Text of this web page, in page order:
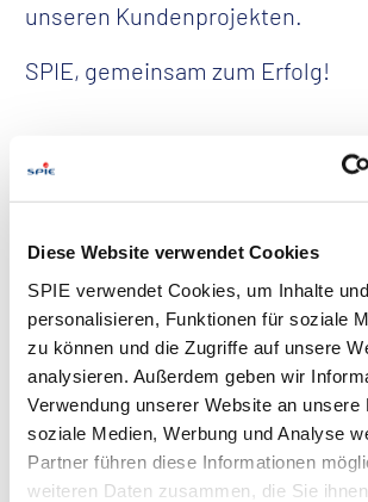
Diese Website verwendet Cookies
SPIE verwendet Cookies, um Inhalte
personalisieren, Funktionen für soziale
zu können und die Zugriffe auf unsere
analysieren. Außerdem geben wir
Verwendung unserer Website an unsere
soziale Medien, Werbung und Analyse
Partner führen diese Informationen
weiteren Daten zusammen, die Sie
unseren Kundenprojekten.
SPIE, gemeinsam zum Erfolg!
> 23 000
Kunden vertrauen auf unsere
Expertise und gestalten mit uns eine
Zukunft.
Leistungen erkunden